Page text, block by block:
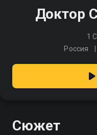
Доктор
1
Россия
Сюжет